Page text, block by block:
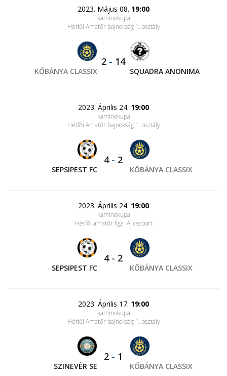
2023. Május 08. 19:00
kaminokupa
Hétfői Amatőr bajnokság 1. osztály
KŐBÁNYA CLASSIX
2 - 14
SQUADRA ANONIMA
2023. Április 24. 19:00
kaminokupa
Hétfői Amatőr bajnokság 1. osztály
SEPSIPEST FC
4- 2
KŐBÁNYA CLASSIX
2023. Április 24. 19:00
kaminokupa
Hétfői amatőr liga 'A' csoport
SEPSIPEST FC
4- 2
KŐBÁNYA CLASSIX
2023. Április 17. 19:00
kaminokupa
Hétfői Amatőr bajnokság 1. osztály
SZINEVÉR SE
2 - 1
KŐBÁNYA CLASSIX